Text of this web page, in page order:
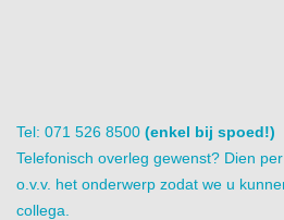
Tel: 071 526 8500 (enkel bij spoed!)
Telefonisch overleg gewenst? Dien
o.v.v. het onderwerp zodat we u
collega.